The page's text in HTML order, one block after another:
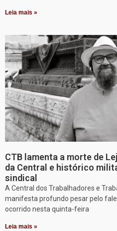
Leia mais »
CTB lamenta a morte de
da Central e histórico
sindical
A Central dos Trabalhadores e
manifesta profundo pesar pelo
ocorrido nesta quinta-feira
Leia mais »